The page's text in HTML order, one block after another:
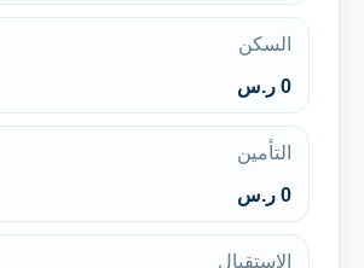
السكن
0 ر.س
التأمين
0 ر.س
الاستقبال